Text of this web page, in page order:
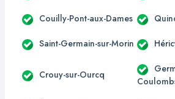
Couilly-Pont-aux-Dames
Saint-Germain-sur-Morin
Crouy-sur-Ourcq